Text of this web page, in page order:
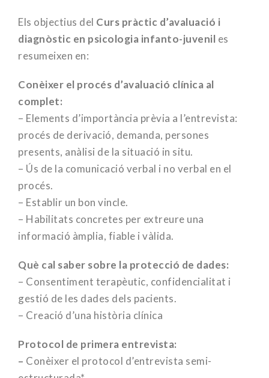
Els objectius del Curs pràctic d’avaluació i
diagnòstic en psicologia infanto-juvenil es
resumeixen en:
Conèixer el procés d’avaluació clínica al
complet:
– Elements d’importància prèvia a l’entrevista:
procés de derivació, demanda, persones
presents, anàlisi de la situació in situ.
– Ús de la comunicació verbal i no verbal en el
procés.
– Establir un bon vincle.
– Habilitats concretes per extreure una
informació àmplia, fiable i vàlida.
Què cal saber sobre la protecció de dades:
– Consentiment terapèutic, confidencialitat i
gestió de les dades dels pacients.
– Creació d’una història clínica
Protocol de primera entrevista:
– Conèixer el protocol d’entrevista semi-